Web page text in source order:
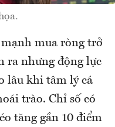
mua ròng trở
ra nhưng động lực
lâu khi tâm lý cá
trào. Chỉ số có
tăng gần 10 điểm